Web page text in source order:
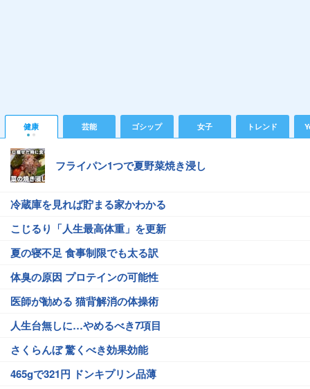
健康 芸能 ゴシップ 女子 トレンド
フライパン1つで夏野菜焼き浸し
冷蔵庫を見れば貯まる家かわかる
こじるり「人生最高体重」を更新
夏の寝不足 食事制限でも太る訳
体臭の原因 プロテインの可能性
医師が勧める 猫背解消の体操術
人生台無しに…やめるべき7項目
さくらんぼ 驚くべき効果効能
465gで321円 ドンキプリン品薄